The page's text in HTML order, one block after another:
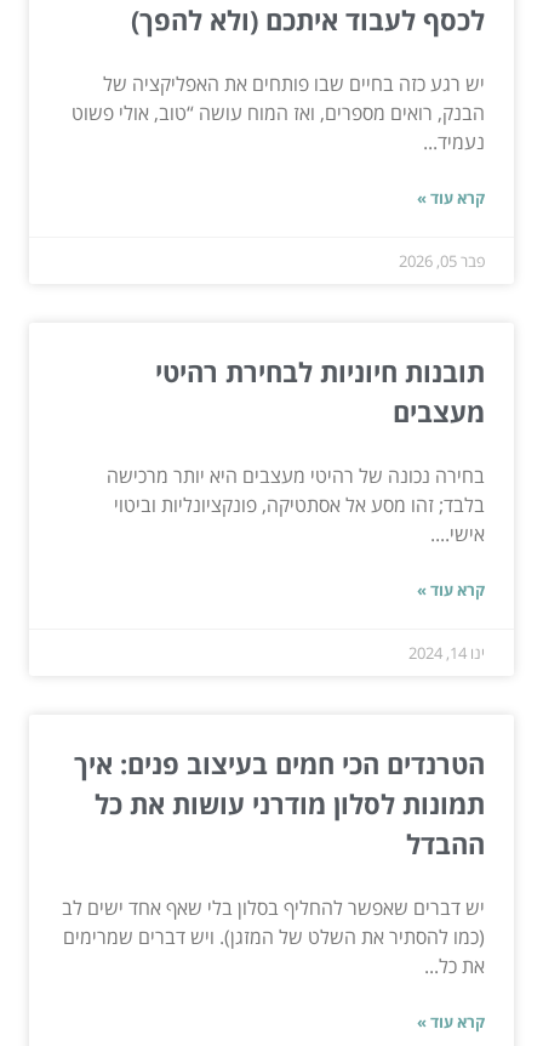
לכסף לעבוד איתכם (ולא להפך)
יש רגע כזה בחיים שבו פותחים את האפליקציה של
הבנק, רואים מספרים, ואז המוח עושה “טוב, אולי פשוט
נעמיד...
קרא עוד »
פבר 05, 2026
תובנות חיוניות לבחירת רהיטי
מעצבים
בחירה נכונה של רהיטי מעצבים היא יותר מרכישה
בלבד; זהו מסע אל אסתטיקה, פונקציונליות וביטוי
אישי....
קרא עוד »
ינו 14, 2024
הטרנדים הכי חמים בעיצוב פנים: איך
תמונות לסלון מודרני עושות את כל
ההבדל
יש דברים שאפשר להחליף בסלון בלי שאף אחד ישים לב
(כמו להסתיר את השלט של המזגן). ויש דברים שמרימים
את כל...
קרא עוד »